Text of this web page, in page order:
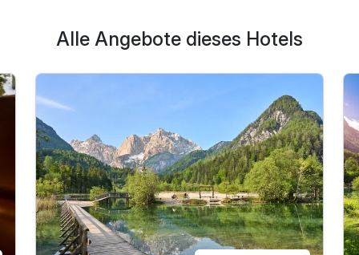
Alle Angebote dieses Hotels